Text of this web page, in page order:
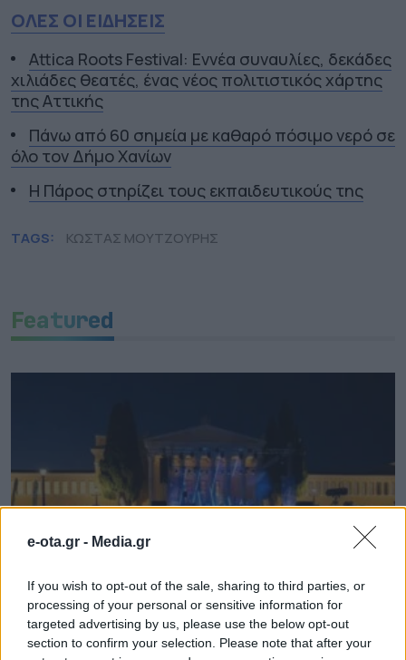
e-ota.gr - Media.gr
If you wish to opt-out of the sale, sharing to third parties, or
processing of your personal or sensitive information for
targeted advertising by us, please use the below opt-out
section to confirm your selection. Please note that after your
ΟΛΕΣ ΟΙ ΕΙΔΗΣΕΙΣ
Attica Roots Festival: Εννέα συναυλίες, δεκάδες
χιλιάδες θεατές, ένας νέος πολιτιστικός χάρτης
της Αττικής
Πάνω από 60 σημεία με καθαρό πόσιμο νερό σε
όλο τον Δήμο Χανίων
Η Πάρος στηρίζει τους εκπαιδευτικούς της
TAGS: ΚΩΣΤΑΣ ΜΟΥΤΖΟΥΡΗΣ
Featured
Attica Roots Festival: Εννέα συναυλίες, δεκάδες
χιλιάδες θεατές, ένας νέος πολιτιστικός χάρτης